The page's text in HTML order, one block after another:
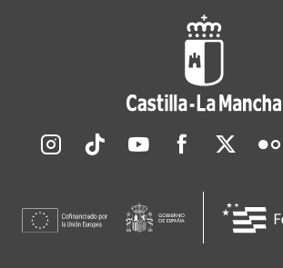
Redes sociales JCCM